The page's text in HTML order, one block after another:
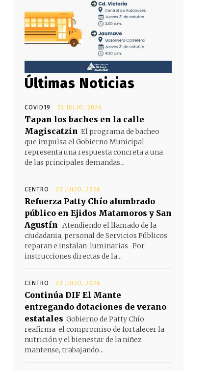
Últimas Noticias
COVID19 23 JULIO, 2026
Tapan los baches en la calle
Magiscatzin El programa de bacheo
que impulsa el Gobierno Municipal
representa una respuesta concreta a una
de las principales demandas...
CENTRO 23 JULIO, 2026
Refuerza Patty Chío alumbrado
público en Ejidos Matamoros y San
Agustín Atendiendo el llamado de la
ciudadania, personal de Servicios Públicos
reparan e instalan luminarias Por
instrucciones directas de la...
CENTRO 23 JULIO, 2026
Continúa DIF El Mante
entregando dotaciones de verano
estatales Gobierno de Patty Chío
reafirma el compromiso de fortalecer la
nutrición y el bienestar de la niñez
mantense, trabajando...